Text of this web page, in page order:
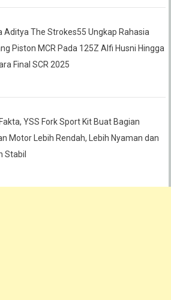
Aditya The Strokes55 Ungkap Rahasia
Piston MCR Pada 125Z Alfi Husni Hingga
Final SCR 2025
YSS Fork Sport Kit Buat Bagian
Motor Lebih Rendah, Lebih Nyaman dan
Stabil